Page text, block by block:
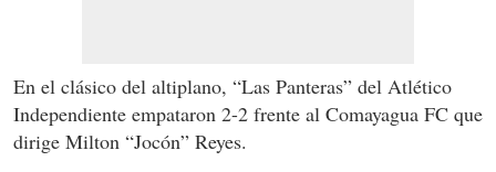
En el clásico del altiplano, “Las Panteras” del Atlético
Independiente empataron 2-2 frente al Comayagua FC que
dirige Milton “Jocón” Reyes.